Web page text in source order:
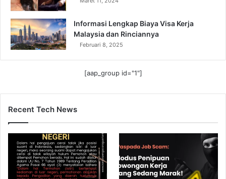
Informasi Lengkap Biaya Visa Kerja
Malaysia dan Rinciannya
Februari 8, 2025
[aap_group id="1"]
Recent Tech News